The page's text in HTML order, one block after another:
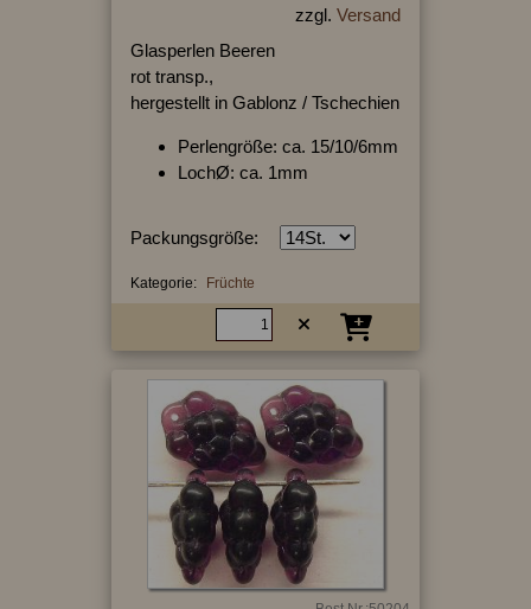
zzgl. Versand
Glasperlen Beeren
rot transp.,
hergestellt in Gablonz / Tschechien
Perlengröße: ca. 15/10/6mm
LochØ: ca. 1mm
Packungsgröße:
Kategorie: Früchte